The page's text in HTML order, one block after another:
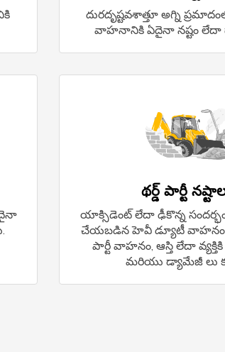
దురదృష్టవశాత్తూ అగ్ని
వాహనానికి ఏదైనా నష్టం లేదా
థర్డ్ పార్టీ
యాక్సిడెంట్ లేదా ఢీకొన్న
చేయబడిన హెవీ డ్యూటీ వాహనం
పార్టీ వాహనం, ఆస్తి లేదా వ్యక్తికి
మరియు డ్యామేజీ లు